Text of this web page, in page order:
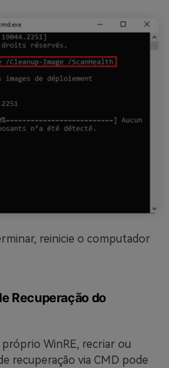
reinicie o computador
Recuperação do
WinRE, recriar ou
recuperação via CMD pode